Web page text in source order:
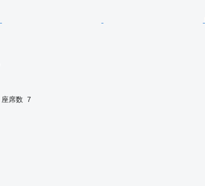
座席数 7